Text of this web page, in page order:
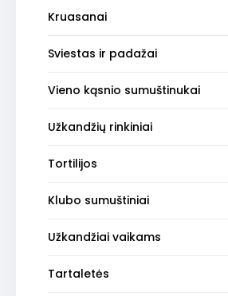
Kruasanai
Sviestas ir padažai
Vieno kąsnio sumuštinukai
Užkandžių rinkiniai
Tortilijos
Klubo sumuštiniai
Užkandžiai vaikams
Tartaletės